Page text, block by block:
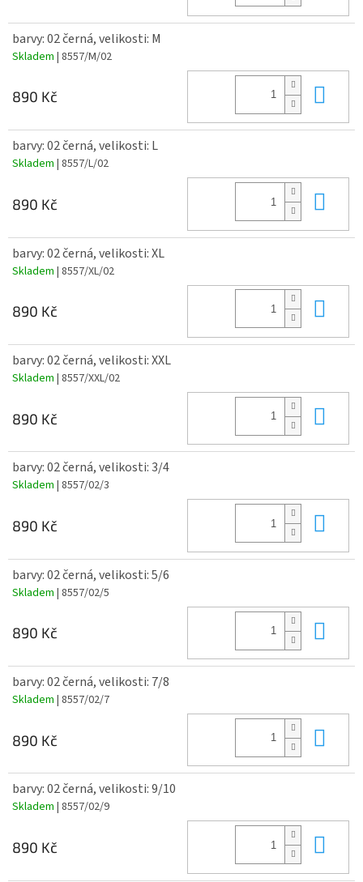
barvy: 02 černá, velikosti: M
Skladem | 8557/M/02
890 Kč
barvy: 02 černá, velikosti: L
Skladem | 8557/L/02
890 Kč
barvy: 02 černá, velikosti: XL
Skladem | 8557/XL/02
890 Kč
barvy: 02 černá, velikosti: XXL
Skladem | 8557/XXL/02
890 Kč
barvy: 02 černá, velikosti: 3/4
Skladem | 8557/02/3
890 Kč
barvy: 02 černá, velikosti: 5/6
Skladem | 8557/02/5
890 Kč
barvy: 02 černá, velikosti: 7/8
Skladem | 8557/02/7
890 Kč
barvy: 02 černá, velikosti: 9/10
Skladem | 8557/02/9
890 Kč